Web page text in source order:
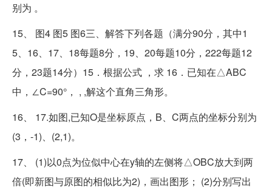
别为 。
15、 图4 图5 图6三、解答下列各题（满分90分，其中1
5、16、17、18每题8分，19、20每题10分，222每题12
分，23题14分）15．根据公式 ，求 16．已知在△ABC
中，∠C=90°， , ,解这个直角三角形。
16、 17.如图,已知O是坐标原点，B、C两点的坐标分别为
(3，-1)、(2,1)。
17、 (1)以0点为位似中心在y轴的左侧将△OBC放大到两
倍(即新图与原图的相似比为2)，画出图形； (2)分别写出